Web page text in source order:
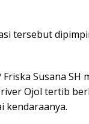
tersebut
Friska Susana
Ojol tertib
kendaraanya.